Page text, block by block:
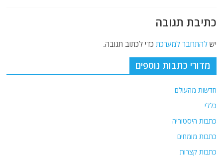
כתיבת תגובה
ישלהתחבר למערכת כדי לכתוב תגובה.
מדורי כתבות נוספים
חדשות מהעולם
כללי
כתבות היסטוריה
כתבות מומחים
כתבות קצרות